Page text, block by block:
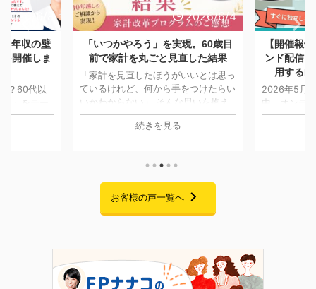
2026/6/8
年収の壁
開催しま
？60代以
」をテー
た。 「年
2026/6/4
「いつかやろう」を実現。60歳目
前で家計を丸ごと見直した結果
「家計を見直したほうがいいとは思っ
ているけれど、何から手をつけたらい
いかわからない」 そんな思いを抱え
ながら、なかなか行動に移せない方は
少なくありません。 今回ご紹介する
も家計について気になることはあった
ものの、ご家庭の状況もあり、本格的
な見直しには至りませんでした。 そ
れから約10年。 お子さまの就職が決
準備を始めたい」と家計改革プログラ
ムにご参加くださいました。 6 ...
続きを見る
【開催報
ンド配信
用する
2026年5月7
中、オンデ
おりました
のすべてが
トでした。
お客様の声一覧へ